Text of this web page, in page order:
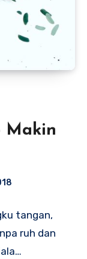
Makin
tangan,
ruh dan